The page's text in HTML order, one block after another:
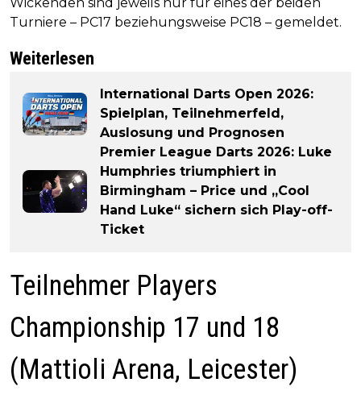
Wickenden sind jeweils nur für eines der beiden
Turniere – PC17 beziehungsweise PC18 – gemeldet.
Weiterlesen
International Darts Open 2026:
Spielplan, Teilnehmerfeld,
Auslosung und Prognosen
Premier League Darts 2026: Luke
Humphries triumphiert in
Birmingham – Price und „Cool
Hand Luke“ sichern sich Play-off-
Ticket
Teilnehmer Players
Championship 17 und 18
(Mattioli Arena, Leicester)